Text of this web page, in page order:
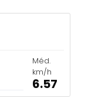
Méd.
km/h
6.57